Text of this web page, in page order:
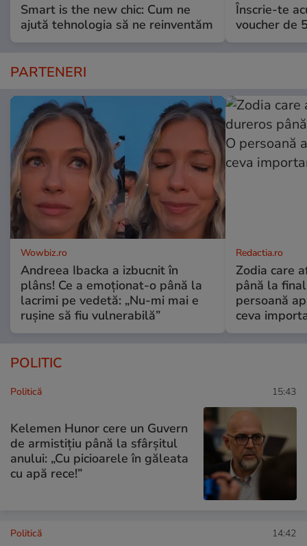
Smart is the new chic: Cum ne
ajută tehnologia să ne reinventăm
Înscrie-te
voucher de
PARTENERI
Wowbiz.ro
Andreea Ibacka a izbucnit în
plâns! Ce a emoționat-o până la
lacrimi pe vedetă: „Nu-mi mai e
rușine să fiu vulnerabilă”
Redactia.ro
Zodia care
până la
persoană
ceva
POLITIC
Politică 15:43
Kelemen Hunor cere un Guvern
de armistițiu până la sfârșitul
anului: „Cu picioarele în găleata
cu apă rece!”
Politică 14:42